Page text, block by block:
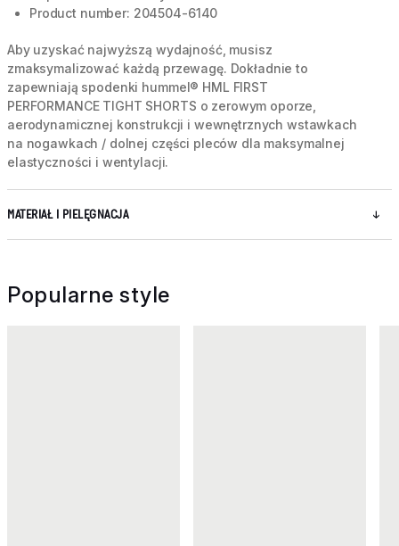
Product number: 204504-6140
Aby uzyskać najwyższą wydajność, musisz
zmaksymalizować każdą przewagę. Dokładnie to
zapewniają spodenki hummel® HML FIRST
PERFORMANCE TIGHT SHORTS o zerowym oporze,
aerodynamicznej konstrukcji i wewnętrznych wstawkach
na nogawkach / dolnej części pleców dla maksymalnej
elastyczności i wentylacji.
MATERIAŁ I PIELĘGNACJA
Popularne style